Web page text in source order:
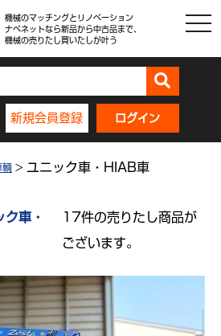
機械のマッチングとリノベーション
ナベネットなら新品から中古品まで、
機械の売りたし買いたしが叶う
新規会員登録 ログイン
輌 > ユニック車・HIAB車
ク車・
17件の売りたし商品が
ございます。